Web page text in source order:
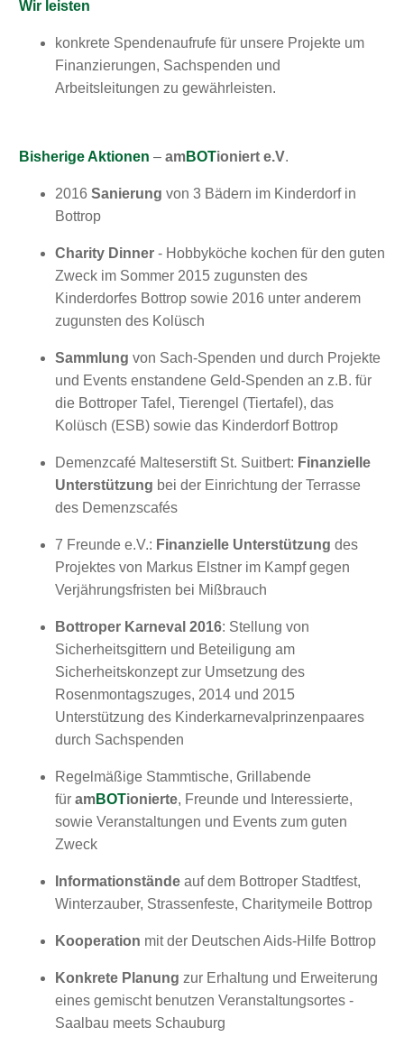
Wir leisten
konkrete Spendenaufrufe für unsere Projekte um
Finanzierungen, Sachspenden und
Arbeitsleitungen zu gewährleisten.
Bisherige Aktionen – amBOTioniert e.V.
2016 Sanierung von 3 Bädern im Kinderdorf in
Bottrop
Charity Dinner - Hobbyköche kochen für den guten
Zweck im Sommer 2015 zugunsten des
Kinderdorfes Bottrop sowie 2016 unter anderem
zugunsten des Kolüsch
Sammlung von Sach-Spenden und durch Projekte
und Events enstandene Geld-Spenden an z.B. für
die Bottroper Tafel, Tierengel (Tiertafel), das
Kolüsch (ESB) sowie das Kinderdorf Bottrop
Demenzcafé Malteserstift St. Suitbert: Finanzielle
Unterstützung bei der Einrichtung der Terrasse
des Demenzscafés
7 Freunde e.V.: Finanzielle Unterstützung des
Projektes von Markus Elstner im Kampf gegen
Verjährungsfristen bei Mißbrauch
Bottroper Karneval 2016: Stellung von
Sicherheitsgittern und Beteiligung am
Sicherheitskonzept zur Umsetzung des
Rosenmontagszuges, 2014 und 2015
Unterstützung des Kinderkarnevalprinzenpaares
durch Sachspenden
Regelmäßige Stammtische, Grillabende
für amBOTionierte, Freunde und Interessierte,
sowie Veranstaltungen und Events zum guten
Zweck
Informationstände auf dem Bottroper Stadtfest,
Winterzauber, Strassenfeste, Charitymeile Bottrop
Kooperation mit der Deutschen Aids-Hilfe Bottrop
Konkrete Planung zur Erhaltung und Erweiterung
eines gemischt benutzen Veranstaltungsortes -
Saalbau meets Schauburg